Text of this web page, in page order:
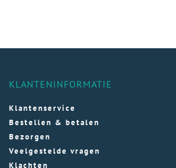
KLANTENINFORMATIE
Klantenservice
Bestellen & betalen
Bezorgen
Veelgestelde vragen
Klachten